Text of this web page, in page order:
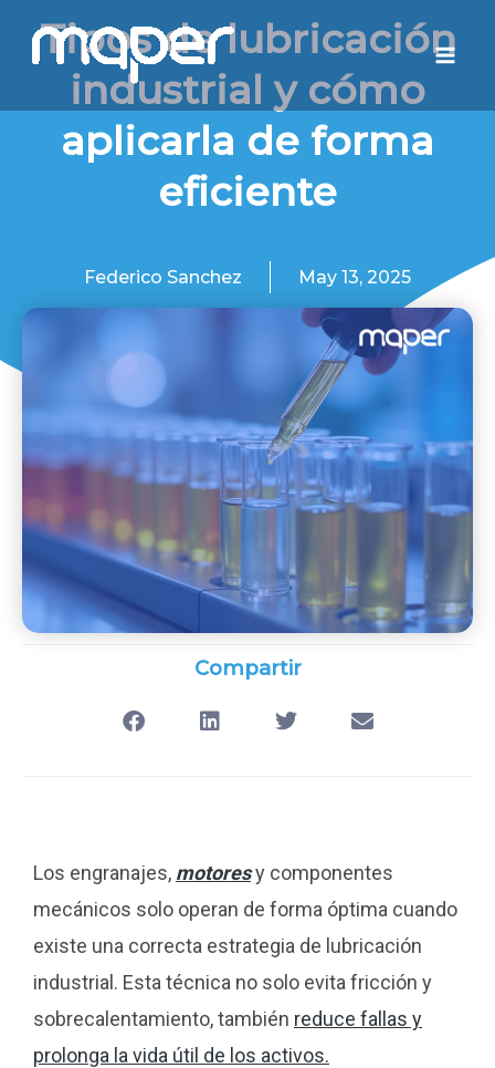
contenido
Tipos de lubricación
industrial y cómo
aplicarla de forma
eficiente
Federico Sanchez May 13, 2025
Compartir
Los engranajes, motoresy componentes
mecánicos solo operan de forma óptima cuando
existe una correcta estrategia de lubricación
industrial. Esta técnica no solo evita fricción y
sobrecalentamiento, también reduce fallas y
prolonga la vida útil de los activos.